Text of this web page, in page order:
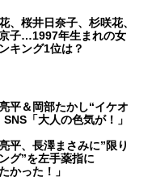
、桜井日奈子、杉咲花、
子…1997年生まれの女
キング1位は？
平＆岡部たかし“イケオ
「大人の色気が！」
平、長澤まさみに”限り
グ”を左手薬指に
かった！」